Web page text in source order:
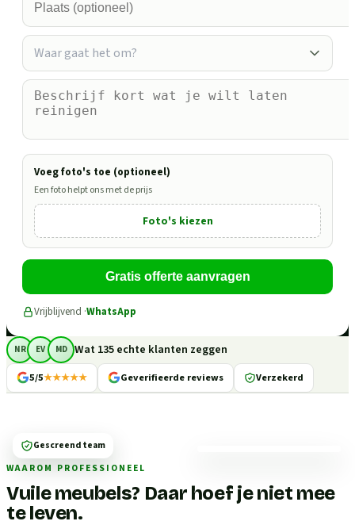
Waar gaat het om?
Voeg foto's toe (optioneel)
Een foto helpt ons met de prijs
Foto's kiezen
Gratis offerte aanvragen
Vrijblijvend ·WhatsApp
NR EV MD Wat 135 echte klanten zeggen
5/5★★★★★ Geverifieerde reviews Verzekerd
WAAROM PROFESSIONEEL
Vuile meubels? Daar hoef je niet mee
te leven.
Gescreend team